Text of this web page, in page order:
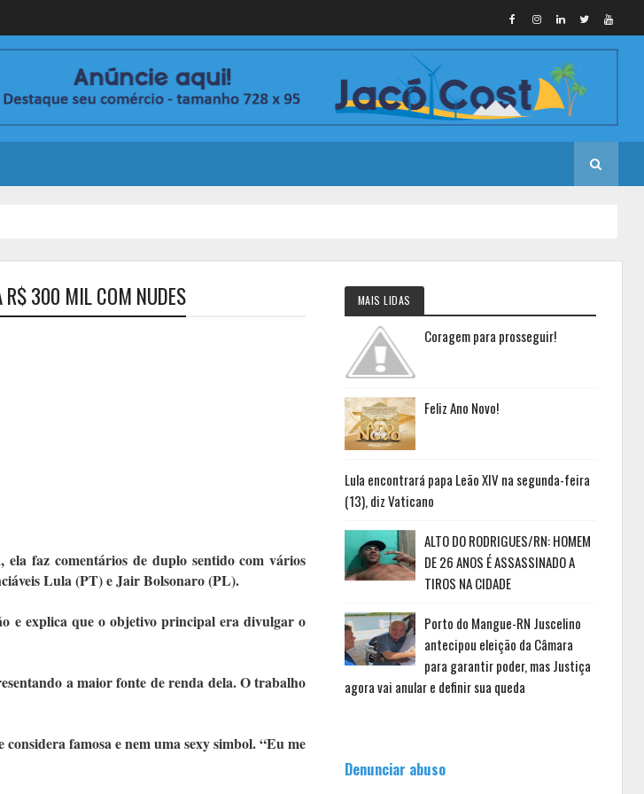
R$ 300 MIL COM NUDES
faz comentários de duplo sentido com vários
Lula (PT) e Jair Bolsonaro (PL).
e explica que o objetivo principal era divulgar o
a maior fonte de renda dela. O trabalho
famosa e nem uma sexy simbol. “Eu me
MAIS LIDAS
Coragem para prosseguir!
Feliz Ano Novo!
Lula encontrará papa Leão XIV na segunda-feira
(13), diz Vaticano
ALTO DO RODRIGUES/RN: HOMEM
DE 26 ANOS É ASSASSINADO A
TIROS NA CIDADE
Porto do Mangue-RN Juscelino
antecipou eleição da Câmara
para garantir poder, mas Justiça
agora vai anular e definir sua queda
Denunciar abuso